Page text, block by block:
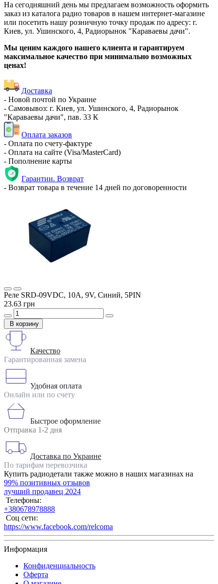
На сегодняшний день мы предлагаем возможность оформить
заказ из каталога радио товаров в нашем интернет-магазине
или посетить нашу розничную точку продаж по адресу: г.
Киев, ул. Ушинского, 4, Радиорынок "Караваевы дачи".
Мы ценим каждого нашего клиента и гарантируем
максимальное качество при минимально возможных
ценах!
Доставка
- Новой почтой по Украине
- Самовывоз: г. Киев, ул. Ушинского, 4, Радиорынок
"Караваевы дачи", пав. 33 К
Оплата заказов
- Оплата по счету-фактуре
- Оплата на сайте (Visa/MasterCard)
- Пополнение карты
Гарантии. Возврат
- Возврат товара в течение 14 дней по договоренности
Реле SRD-09VDC, 10А, 9V, Синий, 5PIN
23.63 грн
В корзину
Качество
Гарантированная замена
Удобная оплата
Онлайн или по счету
Быстрое оформление
Отправка 1-2 дня
Доставка по Украине
По тарифам перевозчика
Купить радиодетали также можно в наших магазинах на
99% позитивных отзывов
лучший продавец 2024
Телефоны:
+380678978888
Соц сети:
https://www.facebook.com/relcoma
Информация
Конфиденциальность
Оферта